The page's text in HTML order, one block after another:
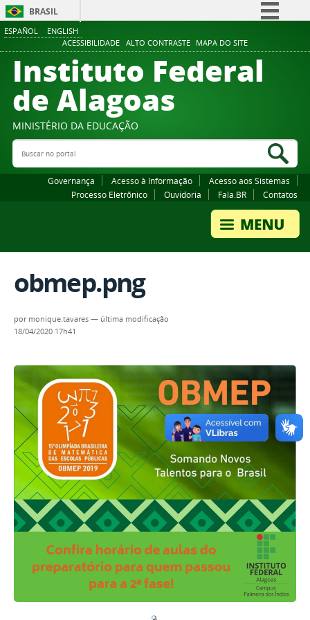
ESPAÑOL ENGLISH
ACESSIBILIDADE ALTO CONTRASTE MAPA DO SITE
BRASIL
Comunica BR
Participe
Canais
Instituto Federal
de Alagoas
MINISTÉRIO DA EDUCAÇÃO
Buscar no portal
Governança Acesso à Informação
Acesso aos Sistemas
Processo Eletrônico
Ouvidoria Fala.BR Contatos
obmep.png
por monique.tavares — última modificação
18/04/2020 17h41